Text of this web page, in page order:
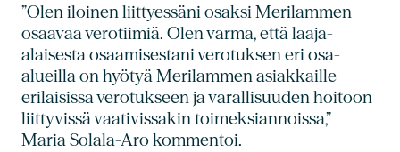
”Olen iloinen liittyessäni osaksi Merilammen
osaavaa verotiimiä. Olen varma, että laaja-
alaisesta osaamisestani verotuksen eri osa-
alueilla on hyötyä Merilammen asiakkaille
erilaisissa verotukseen ja varallisuuden hoitoon
liittyvissä vaativissakin toimeksiannoissa,”
Maria Solala-Aro kommentoi.